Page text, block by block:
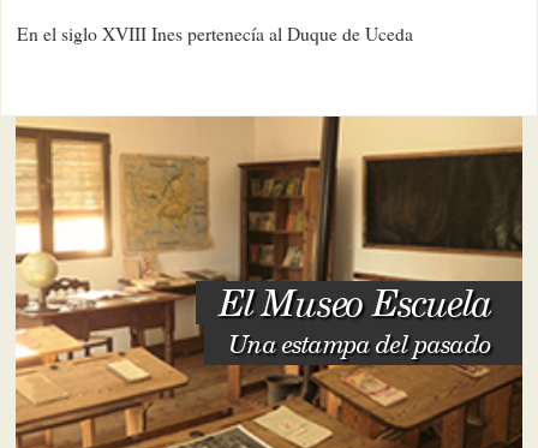
En el siglo XVIII Ines pertenecía al Duque de Uceda
El Museo Escuela
Una estampa del pasado